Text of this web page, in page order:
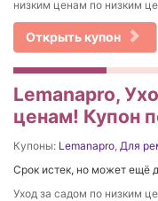
низким ценам по низким
Открыть купон
Lemanapro,
ценам! Купон
Купоны: Lemanapro, Для
Срок истек, но может ещё
Уход за садом по низким